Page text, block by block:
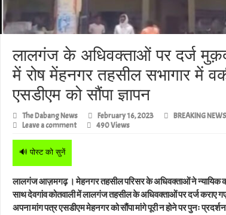
लालगंज के अधिवक्ताओं पर दर्ज
में रोष मेंहनगर तहसील सभागार में
एसडीएम को सौंपा ज्ञापन
The Dabang News February 16, 2023 BREAKING NEWS
Leave a comment
490 Views
🔊 पोस्ट को सुनें
लालगंज आज़मगढ़ । मेहनगर तहसील परिसर के अधिवक्ताओं ने न्यायिक
साथ देवगांव कोतवाली में लालगंज तहसील के अधिवक्ताओं पर दर्ज कराए
अपना मांग पत्र एसडीएम मेहनगर को सौंपा मांगे पूरी न होने पर पुनः